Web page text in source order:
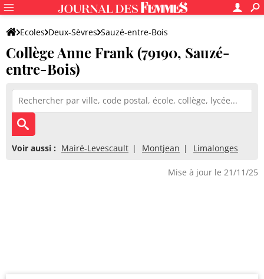
Ecoles Deux-Sèvres Sauzé-entre-Bois
Collège Anne Frank
Collège Anne Frank (79190, Sauzé-
entre-Bois)
Voir aussi : Mairé-Levescault Montjean Limalonges
Mise à jour le 21/11/25